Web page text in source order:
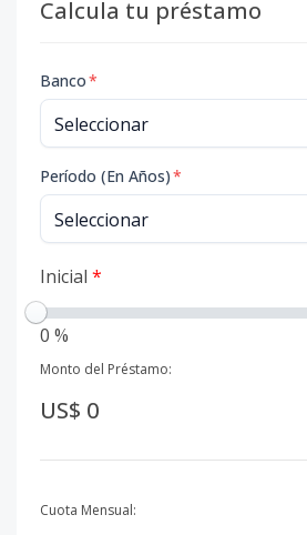
Calcula tu préstamo
Banco*
Período (En Años)*
Inicial *
0 %
Monto del Préstamo:
US$ 0
Cuota Mensual: